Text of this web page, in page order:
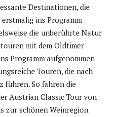
Destinationen, die
ins Programm
die unberührte Natur
mit dem Oldtimer
Programm aufgenommen
Touren, die nach
führen. So fahren die
Austrian Classic Tour von
zur schönen Weinregion